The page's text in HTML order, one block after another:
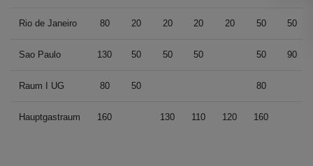
Rio de Janeiro 80 20 20 20 20 50 50
Sao Paulo 130 50 50 50 50 90
Raum I UG 80 50 80
Hauptgastraum 160 130 110 120 160